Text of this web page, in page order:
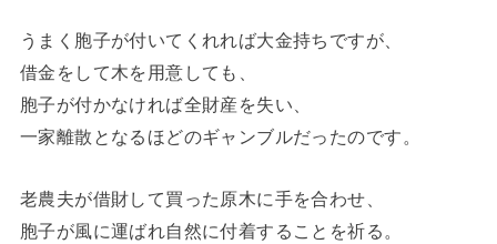
うまく胞子が付いてくれれば大金持ちですが、
借金をして木を用意しても、
胞子が付かなければ全財産を失い、
一家離散となるほどのギャンブルだったのです。
老農夫が借財して買った原木に手を合わせ、
胞子が風に運ばれ自然に付着することを祈る。